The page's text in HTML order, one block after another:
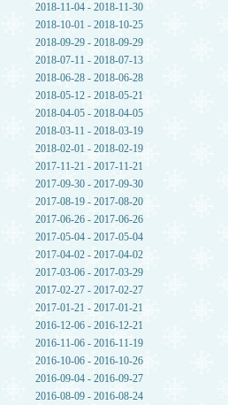
2018-11-04 - 2018-11-30
2018-10-01 - 2018-10-25
2018-09-29 - 2018-09-29
2018-07-11 - 2018-07-13
2018-06-28 - 2018-06-28
2018-05-12 - 2018-05-21
2018-04-05 - 2018-04-05
2018-03-11 - 2018-03-19
2018-02-01 - 2018-02-19
2017-11-21 - 2017-11-21
2017-09-30 - 2017-09-30
2017-08-19 - 2017-08-20
2017-06-26 - 2017-06-26
2017-05-04 - 2017-05-04
2017-04-02 - 2017-04-02
2017-03-06 - 2017-03-29
2017-02-27 - 2017-02-27
2017-01-21 - 2017-01-21
2016-12-06 - 2016-12-21
2016-11-06 - 2016-11-19
2016-10-06 - 2016-10-26
2016-09-04 - 2016-09-27
2016-08-09 - 2016-08-24